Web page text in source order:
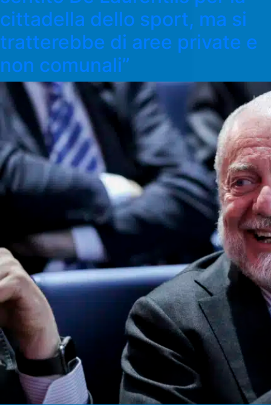
cittadella dello sport, ma si
tratterebbe di aree private e
non comunali”